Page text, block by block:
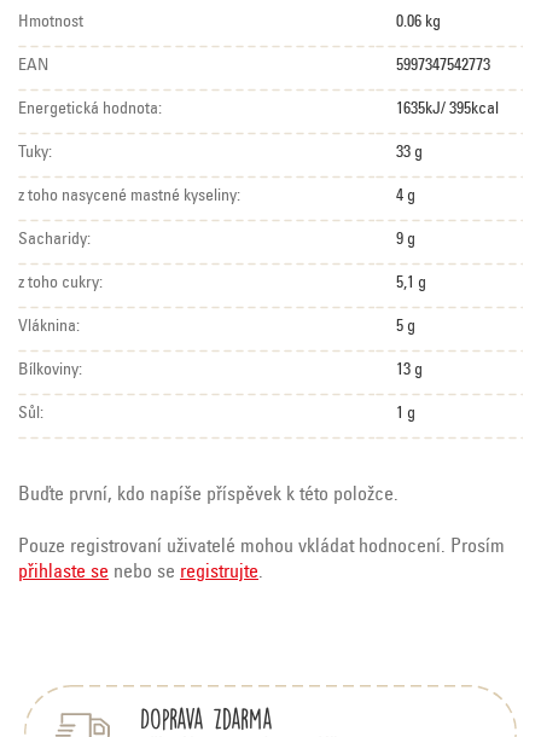
Hmotnost 0.06 kg
EAN 5997347542773
Energetická hodnota: 1635kJ/ 395kcal
Tuky: 33 g
z toho nasycené mastné kyseliny: 4 g
Sacharidy: 9 g
z toho cukry: 5,1 g
Vláknina: 5 g
Bílkoviny: 13 g
Sůl: 1 g
Buďte první, kdo napíše příspěvek k této položce.
Pouze registrovaní uživatelé mohou vkládat hodnocení. Prosím
přihlaste se nebo se registrujte.
Doprava zdarma